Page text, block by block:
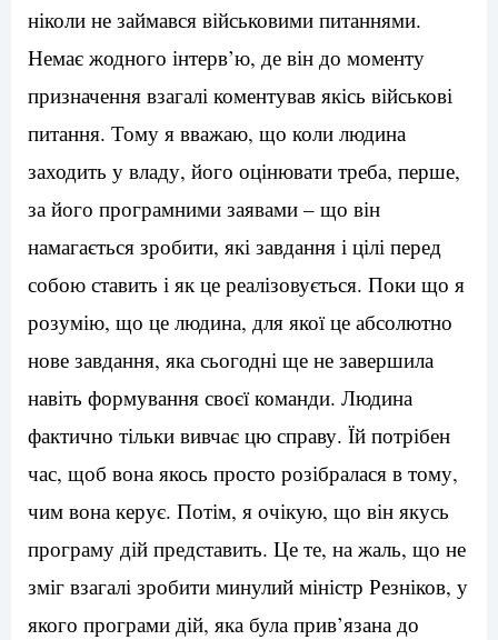
ніколи не займався військовими питаннями.
Немає жодного інтерв’ю, де він до моменту
призначення взагалі коментував якісь військові
питання. Тому я вважаю, що коли людина
заходить у владу, його оцінювати треба, перше,
за його програмними заявами – що він
намагається зробити, які завдання і цілі перед
собою ставить і як це реалізовується. Поки що я
розумію, що це людина, для якої це абсолютно
нове завдання, яка сьогодні ще не завершила
навіть формування своєї команди. Людина
фактично тільки вивчає цю справу. Їй потрібен
час, щоб вона якось просто розібралася в тому,
чим вона керує. Потім, я очікую, що він якусь
програму дій представить. Це те, на жаль, що не
зміг взагалі зробити минулий міністр Резніков, у
якого програми дій, яка була прив’язана до